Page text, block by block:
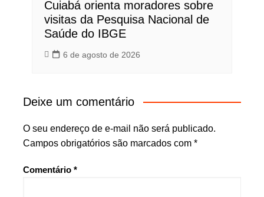
Cuiabá orienta moradores sobre
visitas da Pesquisa Nacional de
Saúde do IBGE
6 de agosto de 2026
Deixe um comentário
O seu endereço de e-mail não será publicado.
Campos obrigatórios são marcados com *
Comentário *